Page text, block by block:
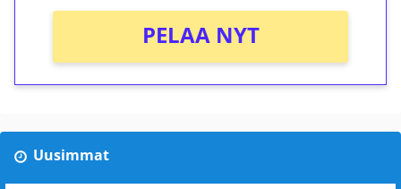
PELAA NYT
Uusimmat